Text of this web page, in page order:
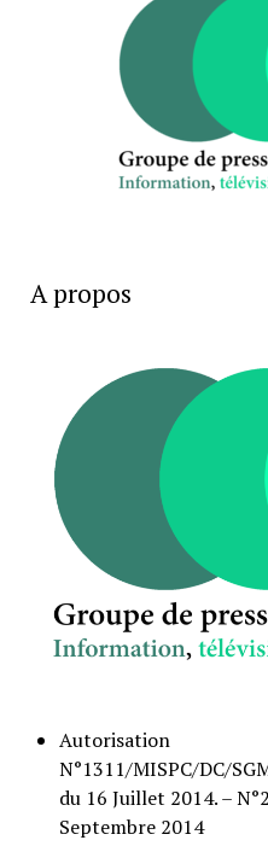
A propos
Autorisation
N°1311/MISPC/DC/
du 16 Juillet 2014. –
Septembre 2014